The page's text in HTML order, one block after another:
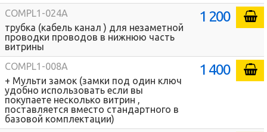
COMPL1-024A
трубка (кабель канал ) для незаметной
проводки проводов в нижнюю часть
витрины
1 200
COMPL1-008A
+ Мульти замок (замки под один ключ
удобно использовать если вы
покупаете несколько витрин ,
поставляется вместо стандартного в
базовой комплектации)
1 400